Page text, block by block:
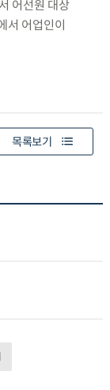
어선원 대상
서 어업인이
목록보기